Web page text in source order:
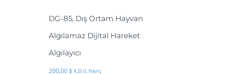
DG-85, Dış Ortam Hayvan
Algılamaz Dijital Hareket
Algılayıcı
200,00 $ K.D.V. Hariç